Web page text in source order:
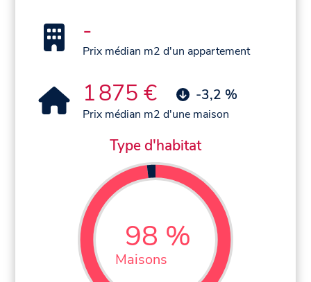
-
Prix médian m2 d'un appartement
1 875 € -3,2 %
Prix médian m2 d'une maison
Type d'habitat
98 %
Maisons